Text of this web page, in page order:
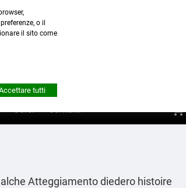
Corsi Contatti shopping_cart
Atteggiamento diedero histoire
o il
il sito come
tutti